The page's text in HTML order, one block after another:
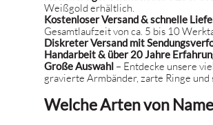
Weißgold erhältlich.
Kostenloser Versand & schnelle
Gesamtlaufzeit von ca. 5 bis 10
Diskreter Versand mit
Handarbeit & über 20 Jahre
Große Auswahl – Entdecke unsere
gravierte Armbänder, zarte Ringe
Welche Arten von